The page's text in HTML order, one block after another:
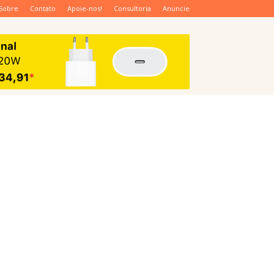
Sobre Contato Apoie-nos! Consultoria Anuncie